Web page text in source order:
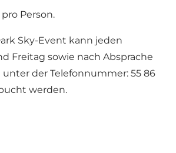
Person.
Sky-Event kann jeden
Freitag sowie nach Absprache
der Telefonnummer: 55 86
werden.